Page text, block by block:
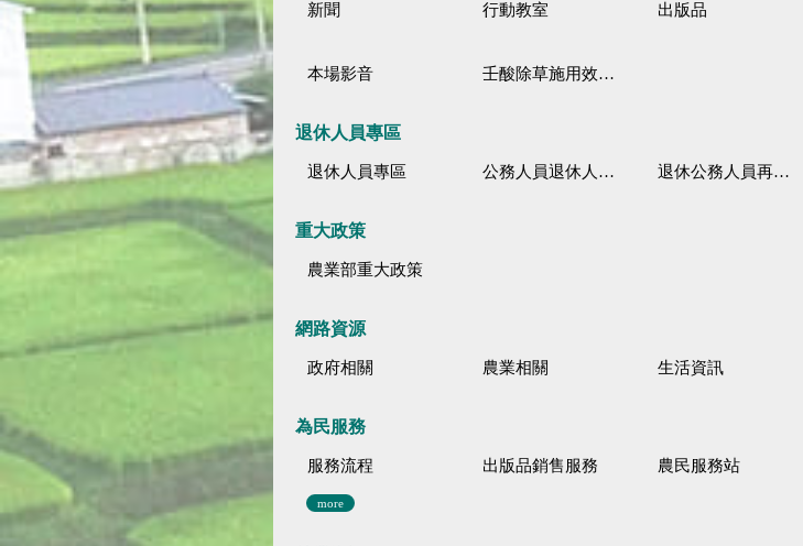
新聞 行動教室 出版品
本場影音 壬酸除草施用效果觀察
退休人員專區
退休人員專區 公務人員退休人員法施行細則 退休公務人員再任職務
重大政策
農業部重大政策
網路資源
政府相關 農業相關 生活資訊
為民服務
服務流程 出版品銷售服務 農民服務站
more